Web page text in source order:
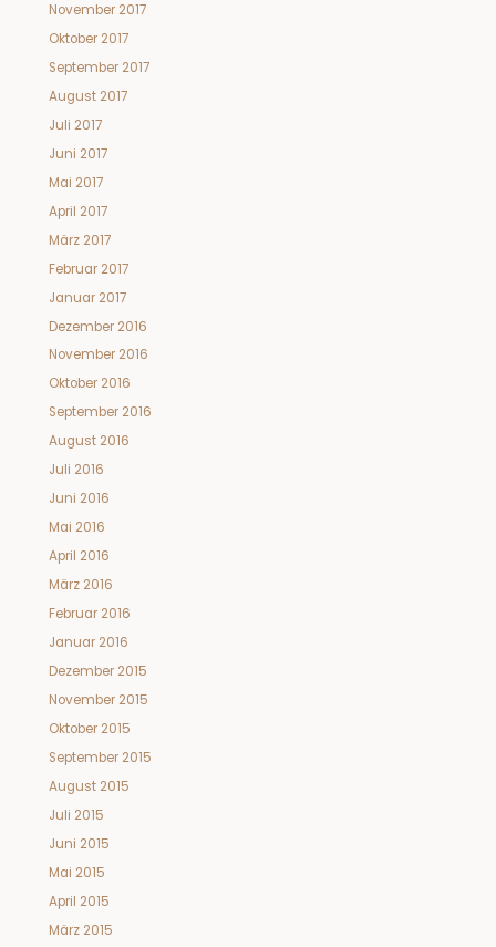
November 2017
Oktober 2017
September 2017
August 2017
Juli 2017
Juni 2017
Mai 2017
April 2017
März 2017
Februar 2017
Januar 2017
Dezember 2016
November 2016
Oktober 2016
September 2016
August 2016
Juli 2016
Juni 2016
Mai 2016
April 2016
März 2016
Februar 2016
Januar 2016
Dezember 2015
November 2015
Oktober 2015
September 2015
August 2015
Juli 2015
Juni 2015
Mai 2015
April 2015
März 2015